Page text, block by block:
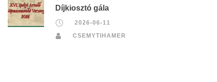
Díjkiosztó gála
2026-06-11
CSEMYTIHAMER